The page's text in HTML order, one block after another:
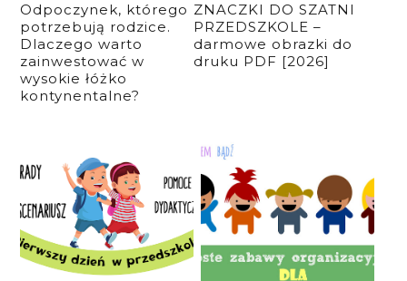
Odpoczynek, którego
potrzebują rodzice.
Dlaczego warto
zainwestować w
wysokie łóżko
kontynentalne?
ZNACZKI DO SZATNI
PRZEDSZKOLE –
darmowe obrazki do
druku PDF [2026]